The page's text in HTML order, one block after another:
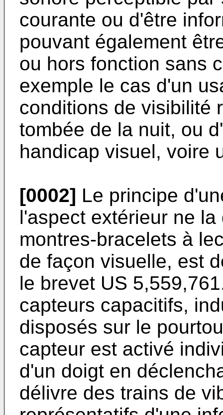
courante ou d'être
pouvant également
ou hors fonction sans
exemple le cas d'un
conditions de visibilité
tombée de la nuit, ou
handicap visuel, voire
[0002] Le principe
l'aspect extérieur ne
montres-bracelets à
de façon visuelle, est
le brevet US 5,559,761
capteurs capacitifs,
disposés sur le
capteur est activé
d'un doigt en
délivre des trains de